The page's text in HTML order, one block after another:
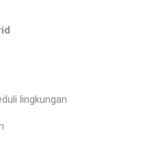
lingkungan